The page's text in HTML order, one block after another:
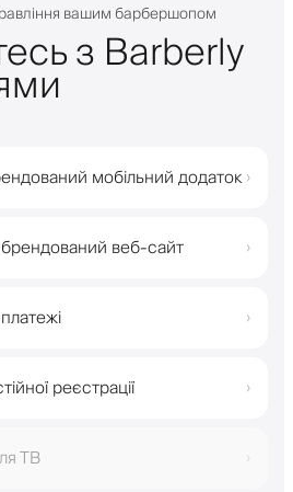
вашим барбершопом
з Barberly
мобільний додаток ›
брендований веб-сайт ›
›
реєстрації ›
ТВ ›